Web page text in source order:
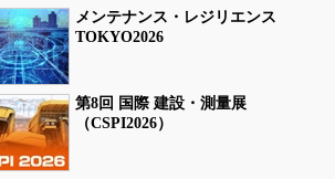
メンテナンス・レジリエンス
TOKYO2026
第8回 国際 建設・測量展
（CSPI2026）